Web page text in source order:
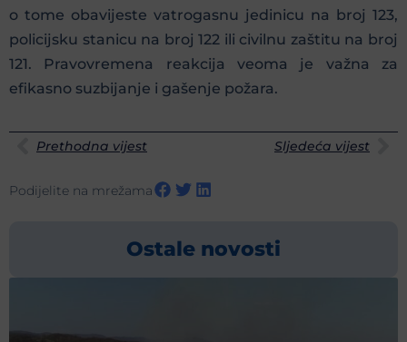
o tome obavijeste vatrogasnu jedinicu na broj 123,
policijsku stanicu na broj 122 ili civilnu zaštitu na broj
121. Pravovremena reakcija veoma je važna za
efikasno suzbijanje i gašenje požara.
Prethodna vijest Sljedeća vijest
Podijelite na mrežama
Ostale novosti